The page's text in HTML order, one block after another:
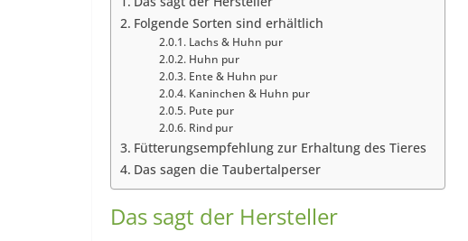
Folgende Sorten sind erhältlich
Lachs & Huhn pur
Huhn pur
Ente & Huhn pur
Kaninchen & Huhn pur
Pute pur
Rind pur
Fütterungsempfehlung zur Erhaltung des Tieres
Das sagen die Taubertalperser
Das sagt der Hersteller